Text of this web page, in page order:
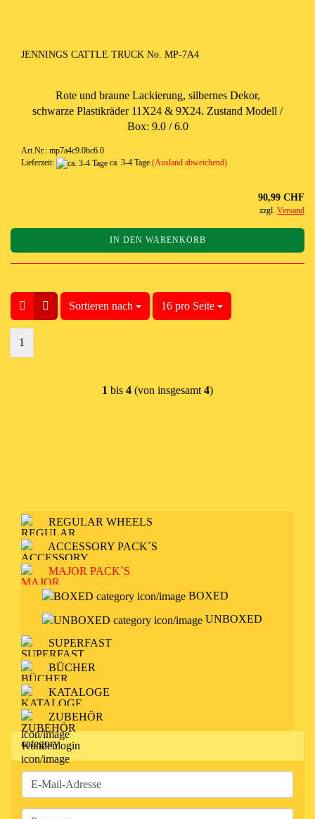
JENNINGS CATTLE TRUCK No. MP-7A4
Rote und braune Lackierung, silbernes Dekor,
schwarze Plastikräder 11X24 & 9X24. Zustand Modell /
Box: 9.0 / 6.0
Art.Nr.: mp7a4c9.0bc6.0
Lieferzeit:
ca. 3-4 Tage (Ausland abweichend)
90,99 CHF
zzgl. Versand
IN DEN WARENKORB
Sortieren nach
Sortieren nach 16 pro Seite
pro Seite
1
1 bis 4 (von insgesamt 4)
REGULAR WHEELS
ACCESSORY PACK´S
MAJOR PACK´S
BOXED
UNBOXED
SUPERFAST
BÜCHER
KATALOGE
ZUBEHÖR
Kundenlogin
E-
Mail-
Adresse